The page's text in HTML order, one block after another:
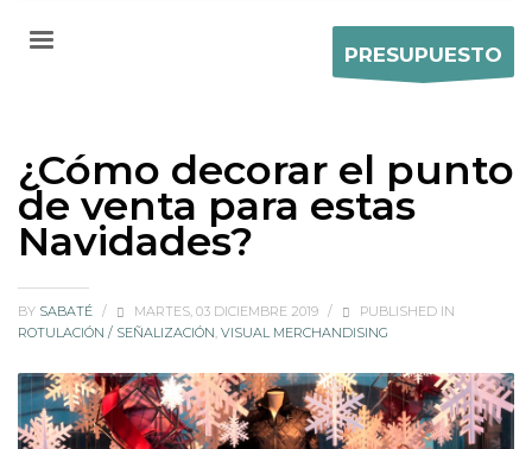
PRESUPUESTO
¿Cómo decorar el punto
de venta para estas
Navidades?
BY SABATÉ / MARTES, 03 DICIEMBRE 2019 /
PUBLISHED IN
ROTULACIÓN / SEÑALIZACIÓN, VISUAL MERCHANDISING